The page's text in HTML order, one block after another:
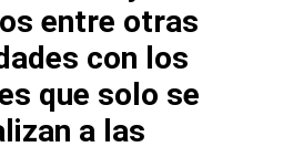
entre otras
con los
que solo se
a las